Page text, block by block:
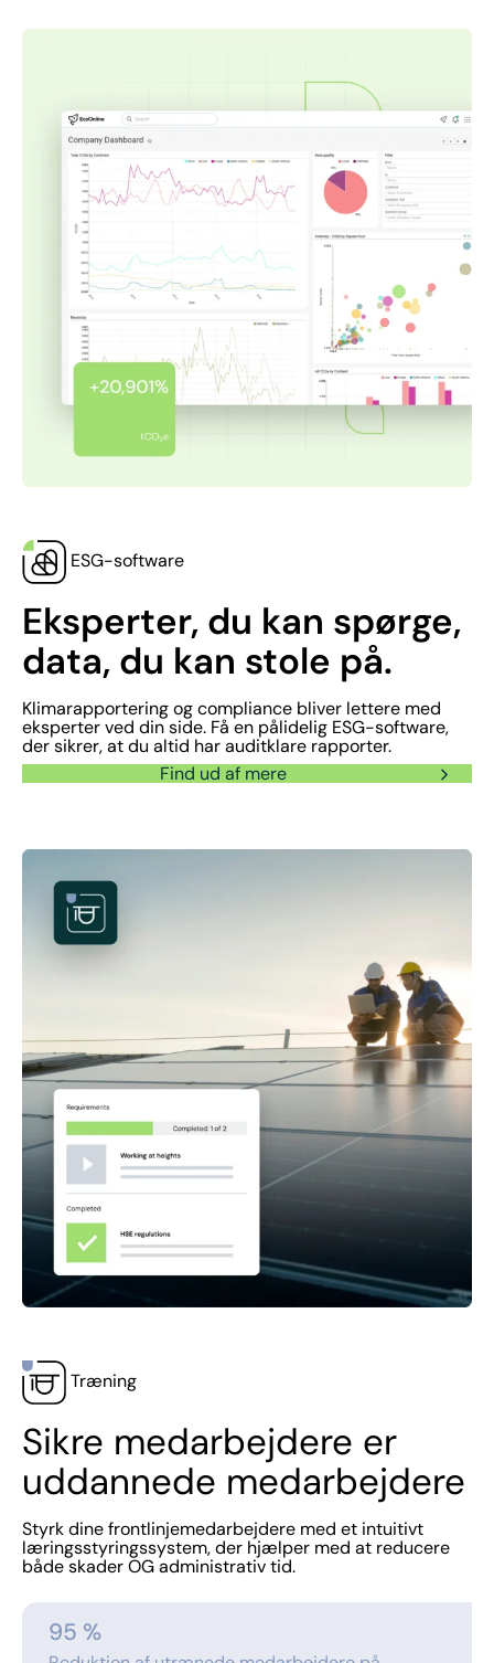
ESG-software
Eksperter, du kan spørge,
data, du kan stole på.
Klimarapportering og compliance bliver lettere med
eksperter ved din side. Få en pålidelig ESG-software,
der sikrer, at du altid har auditklare rapporter.
Find ud af mere
Træning
Sikre medarbejdere er
uddannede medarbejdere
Styrk dine frontlinjemedarbejdere med et intuitivt
læringsstyringssystem, der hjælper med at reducere
både skader OG administrativ tid.
95 %